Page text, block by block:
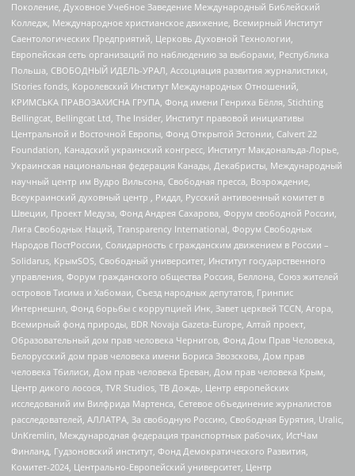
Поколение, Духовное Учебное Заведение Международный Библейский
Колледж, Международное христианское движение, Всемирный Институт
Саентологических Предприятий, Церковь Духовной Технологии,
Европейская сеть организаций по наблюдению за выборами, Республика
Польша, СВОБОДНЫЙ ИДЕЛЬ-УРАЛ, Ассоциация развития журналистики,
IStories fonds, Королевский Институт Международных Отношений,
КРИМСЬКА ПРАВОЗАХИСНА ГРУПА, Фонд имени Генриха Бёлля, Stichting
Bellingcat, Bellingcat Ltd, The Insider, Институт правовой инициативы
Центральной и Восточной Европы, Фонд Открытой Эстонии, Calvert 22
Foundation, Канадский украинский конгресс, Институт Макдональда-Лорье,
Украинская национальная федерация Канады, Декабристы, Международный
научный центр им Вудро Вильсона, Свободная пресса, Возрождение,
Всеукраинский духовный центр , Риддл, Русский антивоенный комитет в
Швеции, Проект Медуза, Фонд Андрея Сахарова, Форум свободной России,
Лига Свободных Наций, Transparеncy International, Форум Свободных
Народов ПостРоссии, Солидарность с гражданским движением в России –
Solidarus, КрымSOS, Свободный университет, Институт государственного
управления, Форум гражданского общества Россия, Беллона, Союз жителей
островов Тисима и Хабомаи, Съезд народных депутатов, Гринпис
Интернешнл, Фонд борьбы с коррупцией Инк, Завет церквей TCCN, Агора,
Всемирный фонд природы, BDR Novaja Gazeta-Europe, Алтай проект,
Образовательный дом прав человека Чернигов, Фонд Дом Прав Человека,
Белорусский дом прав человека имени Бориса Звозскова, Дом прав
человека Тбилиси, Дом прав человека Ереван, Дом прав человека Крым,
Центр дикого лосося, TVR Studios, ТВ Дождь, Центр европейских
исследований им Вилфрида Мартенса, Сетевое объединение журналистов
расследователей, АЛЛАТРА, За свободную Россию, Свободная Бурятия, Uralic,
UnKremlin, Международная федерация транспортных рабочих, ИстЧам
Финланд, Гудзоновский институт, Фонд Демократического Развития,
Комитет-2024, Центрально-Европейский университет, Центр